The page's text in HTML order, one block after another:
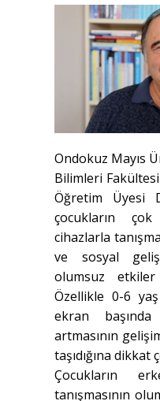
Ondokuz Mayıs
Bilimleri
Öğretim Üyesi
çocukların
cihazlarla
ve sosyal
olumsuz etkiler
Özellikle 0-6 yaş
ekran başında
artmasının
taşıdığına dikkat
Çocukların
tanışmasının